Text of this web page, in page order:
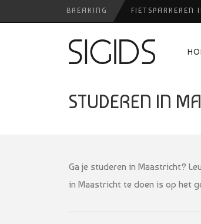
BREAKING FIETSPARKEREN
USED PRODUCTS
STUDEREN IN
Ga je studeren in Maastricht?
in Maastricht te doen is op het